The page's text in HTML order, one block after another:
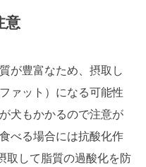
意
が豊富なため、摂取し
ァット）になる可能性
犬もかかるので注意が
べる場合には抗酸化作
取して脂質の過酸化を防